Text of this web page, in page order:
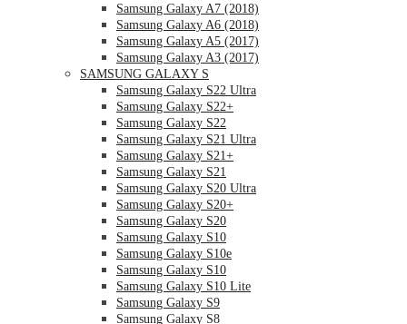
Samsung Galaxy A7 (2018)
Samsung Galaxy A6 (2018)
Samsung Galaxy A5 (2017)
Samsung Galaxy A3 (2017)
SAMSUNG GALAXY S
Samsung Galaxy S22 Ultra
Samsung Galaxy S22+
Samsung Galaxy S22
Samsung Galaxy S21 Ultra
Samsung Galaxy S21+
Samsung Galaxy S21
Samsung Galaxy S20 Ultra
Samsung Galaxy S20+
Samsung Galaxy S20
Samsung Galaxy S10
Samsung Galaxy S10e
Samsung Galaxy S10
Samsung Galaxy S10 Lite
Samsung Galaxy S9
Samsung Galaxy S8